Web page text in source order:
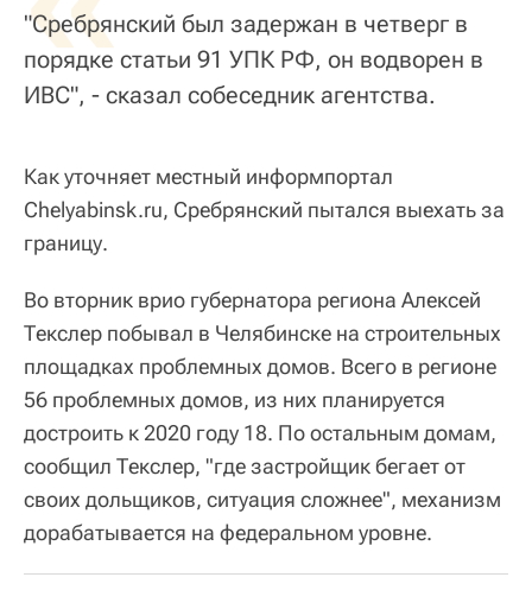
"Сребрянский был задержан в четверг в
порядке статьи 91 УПК РФ, он водворен в
ИВС", - сказал собеседник агентства.
Как уточняет местный информпортал
Chelyabinsk.ru, Сребрянский пытался выехать за
границу.
Во вторник врио губернатора региона Алексей
Текслер побывал в Челябинске на строительных
площадках проблемных домов. Всего в регионе
56 проблемных домов, из них планируется
достроить к 2020 году 18. По остальным домам,
сообщил Текслер, "где застройщик бегает от
своих дольщиков, ситуация сложнее", механизм
дорабатывается на федеральном уровне.